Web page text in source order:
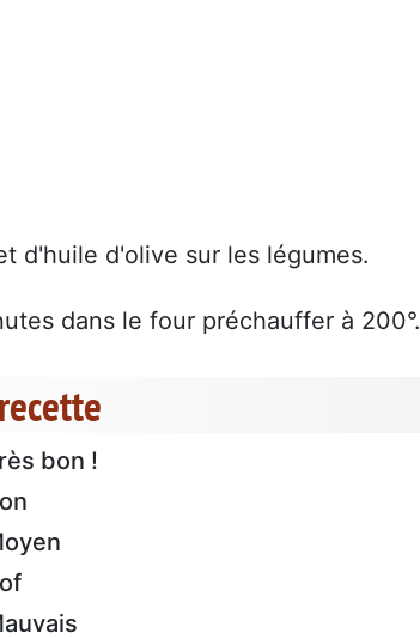
d'huile d'olive sur les légumes.
dans le four préchauffer à 200°.
bon !